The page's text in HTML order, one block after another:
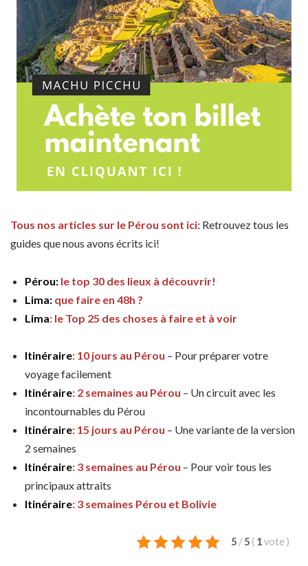
Tous nos articles sur le Pérou sont ici: Retrouvez tous les
guides que nous avons écrits ici!
Pérou: le top 30 des lieux à découvrir!
Lima: que faire en 48h ?
Lima: le Top 25 des choses à faire et à voir
Itinéraire: 10 jours au Pérou – Pour préparer votre
voyage facilement
Itinéraire: 2 semaines au Pérou – Un circuit avec les
incontournables du Pérou
Itinéraire: 15 jours au Pérou – Une variante de la version
2 semaines
Itinéraire: 3 semaines au Pérou – Pour voir tous les
principaux attraits
Itinéraire: 3 semaines Pérou et Bolivie
5 / 5 ( 1vote )